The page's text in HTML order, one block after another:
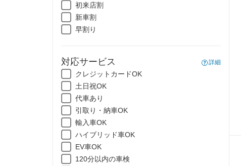
初来店割
新車割
早割り
対応サービス 詳細
クレジットカードOK
土日祝OK
代車あり
引取り・納車OK
輸入車OK
ハイブリッド車OK
EV車OK
120分以内の車検